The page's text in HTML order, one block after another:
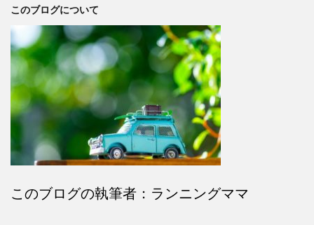
このブログについて
このブログの執筆者：ランニングママ